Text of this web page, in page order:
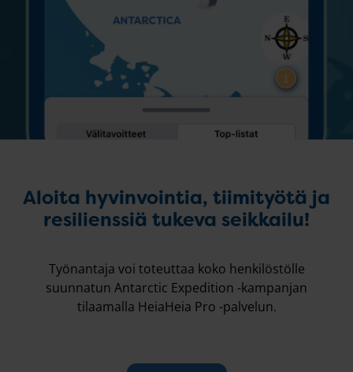
Aloita hyvinvointia, tiimityötä ja
resilienssiä tukeva seikkailu!
Työnantaja voi toteuttaa koko henkilöstölle
suunnatun Antarctic Expedition -kampanjan
tilaamalla HeiaHeia Pro -palvelun.